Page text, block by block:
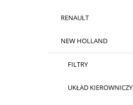
RENAULT
NEW HOLLAND
FILTRY
UKŁAD KIEROWNICZY